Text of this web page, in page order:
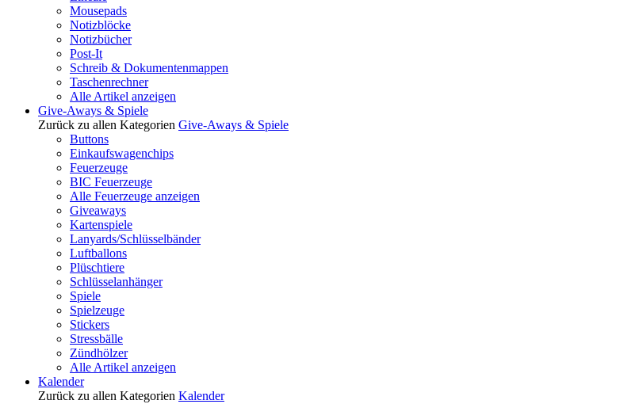
Mousepads
Notizblöcke
Notizbücher
Post-It
Schreib & Dokumentenmappen
Taschenrechner
Alle Artikel anzeigen
Give-Aways & Spiele
Zurück zu allen Kategorien Give-Aways & Spiele
Buttons
Einkaufswagenchips
Feuerzeuge
BIC Feuerzeuge
Alle Feuerzeuge anzeigen
Giveaways
Kartenspiele
Lanyards/Schlüsselbänder
Luftballons
Plüschtiere
Schlüsselanhänger
Spiele
Spielzeuge
Stickers
Stressbälle
Zündhölzer
Alle Artikel anzeigen
Kalender
Zurück zu allen Kategorien Kalender